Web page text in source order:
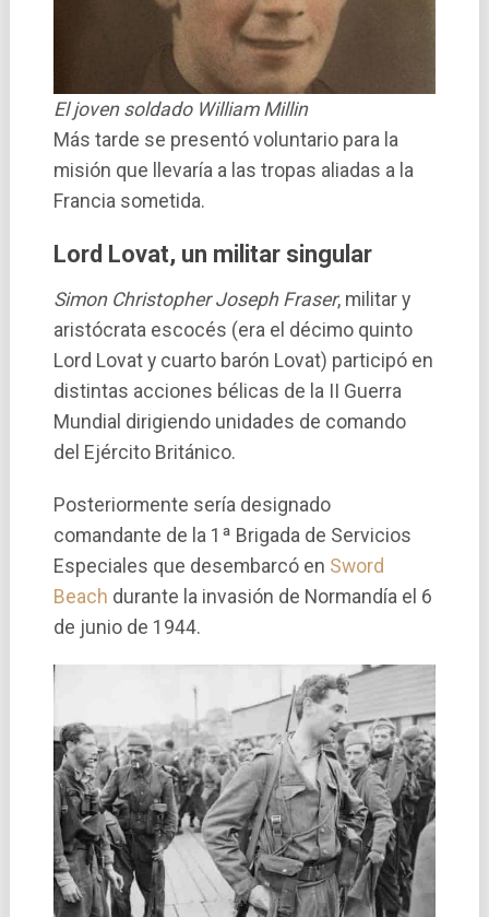
El joven soldado William Millin
Más tarde se presentó voluntario para la
misión que llevaría a las tropas aliadas a la
Francia sometida.
Lord Lovat, un militar singular
Simon Christopher Joseph Fraser, militar y
aristócrata escocés (era el décimo quinto
Lord Lovat y cuarto barón Lovat) participó en
distintas acciones bélicas de la II Guerra
Mundial dirigiendo unidades de comando
del Ejército Británico.
Posteriormente sería designado
comandante de la 1ª Brigada de Servicios
Especiales que desembarcó en Sword
Beach durante la invasión de Normandía el 6
de junio de 1944.